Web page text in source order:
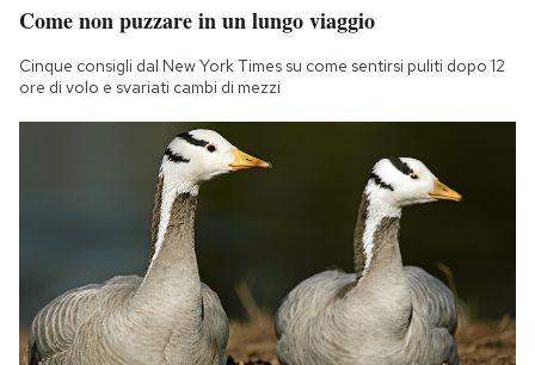
Hai bisogno di aiuto?
Esci
Come non puzzare in un lungo viaggio
Cinque consigli dal New York Times su come sentirsi puliti dopo 12
ore di volo e svariati cambi di mezzi